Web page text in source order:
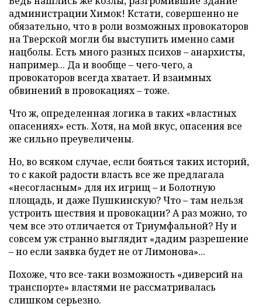
администрации Химок! Кстати, совершенно не
обязательно, что в роли возможных провокаторов
на Тверской могли бы выступить именно сами
нацболы. Есть много разных психов – анархисты,
например... Да и вообще – чего-чего, а
провокаторов всегда хватает. И взаимных
обвинений в провокациях – тоже.
Что ж, определенная логика в таких «властных
опасениях» есть. Хотя, на мой вкус, опасения все
же сильно преувеличены.
Но, во всяком случае, если бояться таких историй,
то с какой радости власть все же предлагала
«несогласным» для их игрищ – и Болотную
площадь, и даже Пушкинскую? Что – там нельзя
устроить шествия и провокации? А раз можно, то
чем все это отличается от Триумфальной? Ну и
совсем уж странно выглядит «дадим разрешение
– но если заявка будет не от Лимонова»...
Похоже, что все-таки возможность «диверсий на
транспорте» властями не рассматривалась
слишком серьезно.